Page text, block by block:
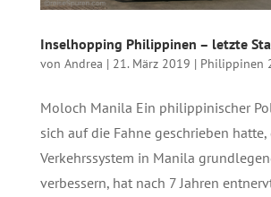
Inselhopping Philippinen – letzte
von Andrea | 21. März 2019 | Philippinen
Moloch Manila Ein philippinischer
sich auf die Fahne geschrieben hatte,
Verkehrssystem in Manila
verbessern, hat nach 7 Jahren